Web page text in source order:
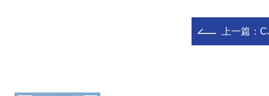
上一篇：